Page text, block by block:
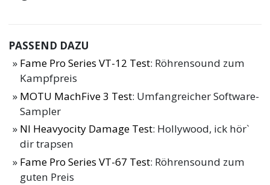
PASSEND DAZU
Fame Pro Series VT-12 Test: Röhrensound zum
Kampfpreis
MOTU MachFive 3 Test: Umfangreicher Software-
Sampler
NI Heavyocity Damage Test: Hollywood, ick hör`
dir trapsen
Fame Pro Series VT-67 Test: Röhrensound zum
guten Preis